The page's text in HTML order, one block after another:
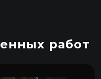
работ